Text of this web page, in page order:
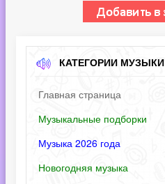
КАТЕГОРИИ МУЗЫКИ
Главная страница
Музыкальные подборки
Музыка 2026 года
Новогодняя музыка